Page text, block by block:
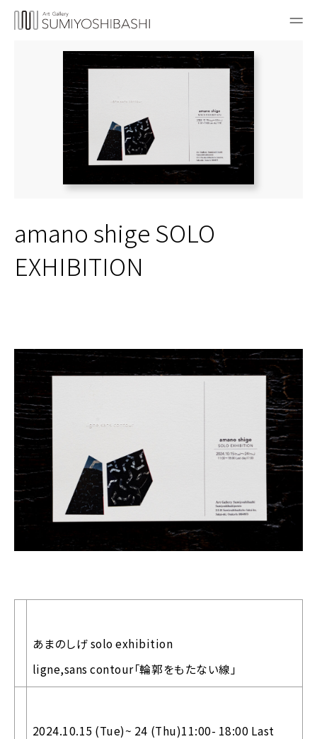
amano shige SOLO
EXHIBITION
あまのしげ solo exhibition
ligne,sans contour「輪郭をもたない線」
2024.10.15 (Tue)~ 24 (Thu)11:00- 18:00 Last